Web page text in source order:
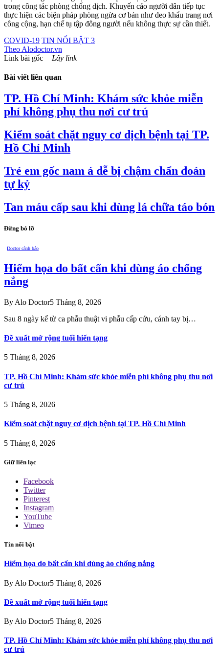
trong công tác phòng chống dịch. Khuyến cáo người dân tiếp tục
thực hiện các biện pháp phòng ngừa cơ bản như đeo khẩu trang nơi
công cộng, hạn chế tụ tập đông người nếu không thực sự cần thiết.
COVID-19 TIN NỔI BẬT 3
Theo Alodoctor.vn
Link bài gốc
Lấy link
Bài viết liên quan
TP. Hồ Chí Minh: Khám sức khỏe miễn
phí không phụ thu nơi cư trú
Kiểm soát chặt nguy cơ dịch bệnh tại TP.
Hồ Chí Minh
Trẻ em gốc nam á dễ bị chậm chẩn đoán
tự kỷ
Tan máu cấp sau khi dùng lá chữa táo bón
Đừng bỏ lỡ
Doctor cảnh báo
Hiểm họa do bất cẩn khi dùng áo chống
nắng
By Alo Doctor5 Tháng 8, 2026
Sau 8 ngày kể từ ca phẫu thuật vi phẫu cấp cứu, cánh tay bị…
Đề xuất mở rộng tuổi hiến tạng
5 Tháng 8, 2026
TP. Hồ Chí Minh: Khám sức khỏe miễn phí không phụ thu nơi
cư trú
5 Tháng 8, 2026
Kiểm soát chặt nguy cơ dịch bệnh tại TP. Hồ Chí Minh
5 Tháng 8, 2026
Giữ liên lạc
Facebook
Twitter
Pinterest
Instagram
YouTube
Vimeo
Tin nổi bật
Hiểm họa do bất cẩn khi dùng áo chống nắng
By Alo Doctor5 Tháng 8, 2026
Đề xuất mở rộng tuổi hiến tạng
By Alo Doctor5 Tháng 8, 2026
TP. Hồ Chí Minh: Khám sức khỏe miễn phí không phụ thu nơi
cư trú